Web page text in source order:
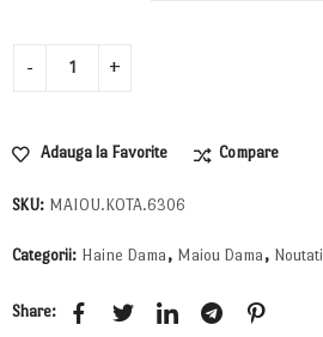
Adauga la Favorite Compare
SKU: MAIOU.KOTA.6306
Categorii: Haine Dama , Maiou Dama , Noutati
Share: